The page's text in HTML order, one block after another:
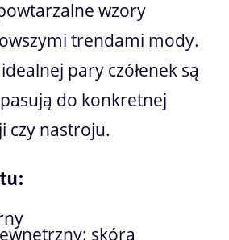
wzory
trendami mody.
pary czółenek są
do konkretnej
czy nastroju.
skóra